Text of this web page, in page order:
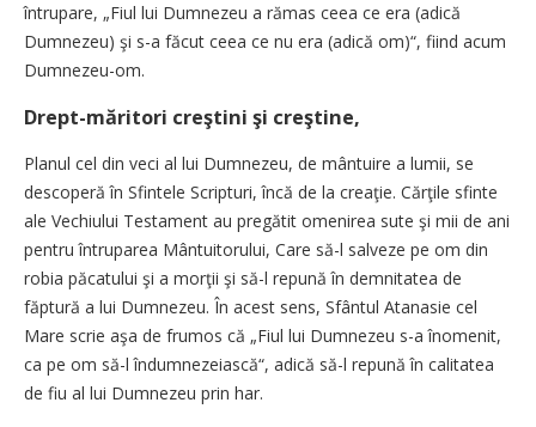
întrupare, „Fiul lui Dumnezeu a rămas ceea ce era (adică
Dumnezeu) şi s-a făcut ceea ce nu era (adică om)“, fiind acum
Dumnezeu-om.
Drept-măritori creştini şi creştine,
Planul cel din veci al lui Dumnezeu, de mântuire a lumii, se
descoperă în Sfintele Scripturi, încă de la creaţie. Cărţile sfinte
ale Vechiului Testament au pregătit omenirea sute şi mii de ani
pentru întruparea Mântuitorului, Care să-l salveze pe om din
robia păcatului şi a morţii şi să-l repună în demnitatea de
făptură a lui Dumnezeu. În acest sens, Sfântul Atanasie cel
Mare scrie aşa de frumos că „Fiul lui Dumnezeu s-a înomenit,
ca pe om să-l îndumnezeiască“, adică să-l repună în calitatea
de fiu al lui Dumnezeu prin har.